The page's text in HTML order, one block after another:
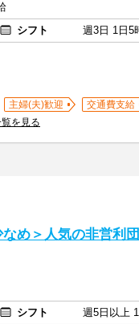
シフト
週3日 1日5
主婦(夫)歓迎
交通費支給
を見る
め＞人気の非営利
シフト